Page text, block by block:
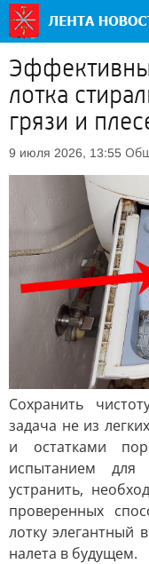
лотка
грязи и
9 июля 2026, 13:55
Сохранить
задача не из
и остатками
испытанием
устранить,
проверенных
лотку элегантный
налета в будущем.